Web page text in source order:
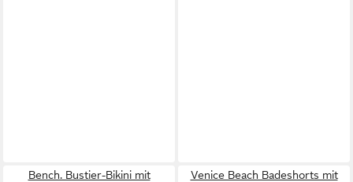
Bench. Bustier-Bikini mit
Venice Beach Badeshorts mit